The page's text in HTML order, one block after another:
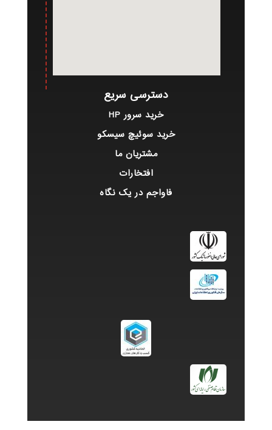
دسترسی سریع
خرید سرور HP
خرید سوئیچ سیسکو
مشتریان ما
افتخارات
فاواجم در یک نگاه